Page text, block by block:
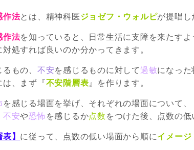
作法とは、精神科医ジョゼフ・ウォルピが提唱し
作法を知っていると、日常生活に支障を来たすよ
対処すれば良いのか分かってきます。
もの、 不安を感じるものに対して 過敏になった
は、まず『不安階層表 』を作ります。
を感じる場面を挙げ、それぞれの場面について、
不安や恐怖 を感じるか点数 をつけた後、点数の
】 に従って、点数の低い場面から順にイメージ